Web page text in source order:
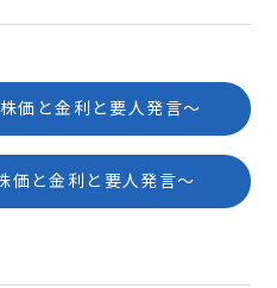
価と金利と要人発言～
と金利と要人発言～